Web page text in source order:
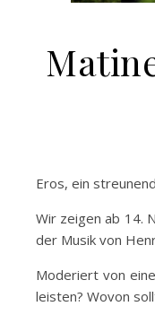
Eros, ein
Wir zeigen ab 14.
der Musik von
Moderiert von
leisten? Wovon